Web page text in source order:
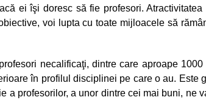
ei îşi doresc să fie profesori.
voi lupta cu toate mijloacele să
necalificaţi, dintre care aproape
în profilul disciplinei pe care o au. Este
a profesorilor, a unor dintre cei mai buni, ne